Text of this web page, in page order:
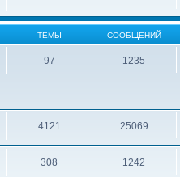
ТЕМЫ СООБЩЕНИЙ
97 1235
4121 25069
308 1242